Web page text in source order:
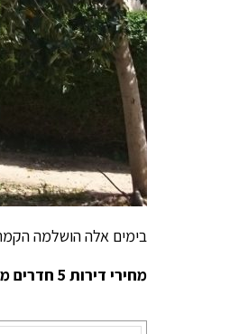
בימים אלה הושלמה הקמת
מחירי דירות 5 חדרים מוצעים בממוצע של 3,400,000